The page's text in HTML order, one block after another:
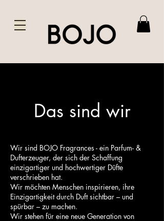
Das sind wir
Wir sind BOJO Fragrances - ein Parfum- &
Dufterzeuger, der sich der Schaffung
einzigartiger und hochwertiger Düfte
verschrieben hat.
Wir möchten Menschen inspirieren, ihre
Einzigartigkeit durch Duft sichtbar – und
spürbar – zu machen.
Wir stehen für eine neue Generation von